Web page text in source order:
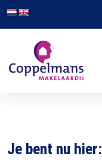
Je bent nu hier: